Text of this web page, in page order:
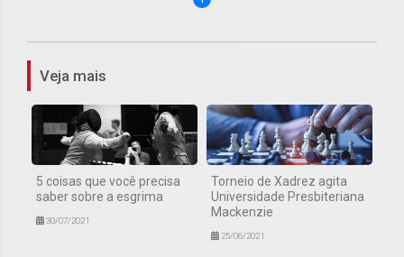
Veja mais
5 coisas que você precisa
saber sobre a esgrima
30/07/2021
Torneio de Xadrez agita
Universidade Presbiteriana
Mackenzie
25/06/2021